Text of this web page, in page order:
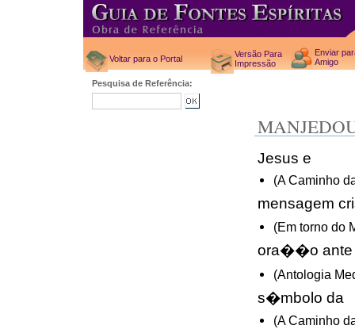
Voltar para o Portal
Versão Para
Impressão
Enviar
Amigo
Pesquisa de Referência:
Jesus e
(A Caminho
mensagem
(Em torno do
ora��o ante
(Antologia
s�mbolo da
(A Caminho